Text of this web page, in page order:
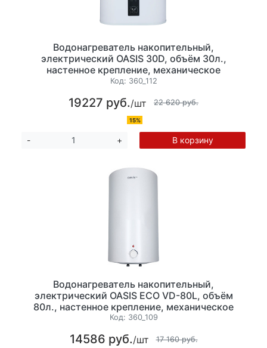
Водонагреватель накопительный,
электрический OASIS 30D, объём 30л.,
настенное крепление, механическое
управление мощность 1500Вт. Минимальная
температура, 75 °С. Размеры 43.5 x55 x 25.8
см.
Код: 360_112
19227 руб./шт 22 620 руб.
15%
- + В корзину
Водонагреватель накопительный,
электрический OASIS ECO VD-80L, объём
80л., настенное крепление, механическое
управление мощность 1500Вт. Минимальная
температура, 75 °С. Размеры 45 см x 73.3 см x
Код: 360_109
14586 руб./шт 17 160 руб.